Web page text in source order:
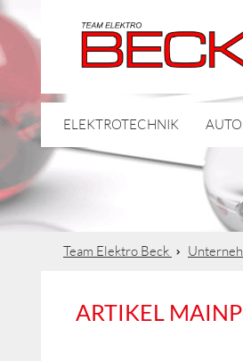
ELEKTROTECHNIK
Team Elektro Beck
ARTIKEL